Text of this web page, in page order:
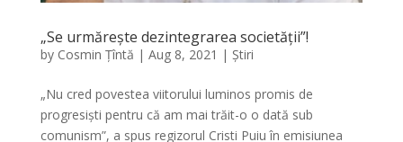
„Se urmărește dezintegrarea societății”!
by Cosmin Țîntă | Aug 8, 2021 | Știri
„Nu cred povestea viitorului luminos promis de
progresiști pentru că am mai trăit-o o dată sub
comunism”, a spus regizorul Cristi Puiu în emisiunea